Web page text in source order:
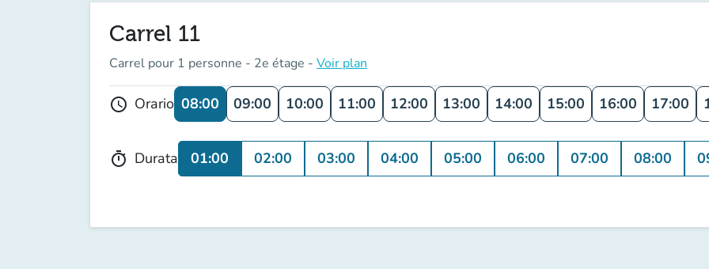
Carrel 11
Carrel pour 1 personne - 2e étage - Voir plan
schedule Orario 08:00 09:00 10:00 11:00 12:00 13:00 14:00 15:00 16:00 17:00
timer Durata 01:00 02:00 03:00 04:00 05:00 06:00 07:00 08:00